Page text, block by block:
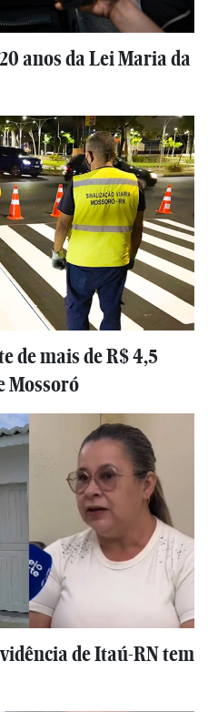
anos da Lei Maria da
de mais de R$ 4,5
Mossoró
de Itaú-RN tem